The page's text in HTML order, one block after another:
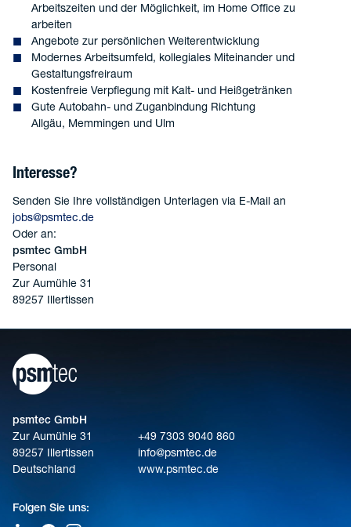
Arbeitszeiten und der Möglichkeit, im Home Office zu
arbeiten
Angebote zur persönlichen Weiterentwicklung
Modernes Arbeitsumfeld, kollegiales Miteinander und
Gestaltungsfreiraum
Kostenfreie Verpflegung mit Kalt- und Heißgetränken
Gute Autobahn- und Zuganbindung Richtung
Allgäu, Memmingen und Ulm
Interesse?
Senden Sie Ihre vollständigen Unterlagen via E-Mail an
jobs@psmtec.de
Oder an:
psmtec GmbH
Personal
Zur Aumühle 31
89257 Illertissen
psmtec GmbH
Zur Aumühle 31
89257 Illertissen
Deutschland
+49 7303 9040 860
info@psmtec.de
www.psmtec.de
Folgen Sie uns: